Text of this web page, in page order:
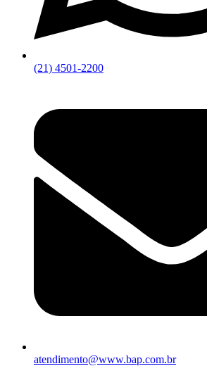
(21) 4501-2200
atendimento@www.bap.com.br